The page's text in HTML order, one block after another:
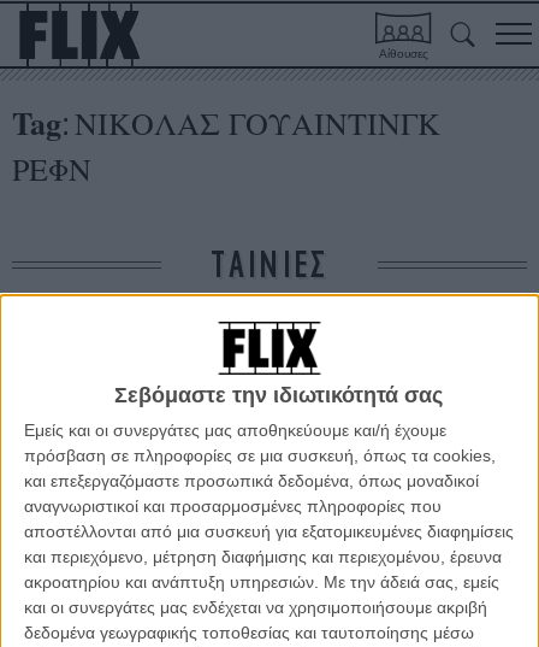
Σεβόμαστε την ιδιωτικότητά σας
Εμείς και οι συνεργάτες μας αποθηκεύουμε και/ή έχουμε
πρόσβαση σε πληροφορίες σε μια συσκευή, όπως τα cookies,
και επεξεργαζόμαστε προσωπικά δεδομένα, όπως μοναδικοί
αναγνωριστικοί και προσαρμοσμένες πληροφορίες που
αποστέλλονται από μια συσκευή για εξατομικευμένες διαφημίσεις
και περιεχόμενο, μέτρηση διαφήμισης και περιεχομένου, έρευνα
ακροατηρίου και ανάπτυξη υπηρεσιών. Με την άδειά σας, εμείς
και οι συνεργάτες μας ενδέχεται να χρησιμοποιήσουμε ακριβή
δεδομένα γεωγραφικής τοποθεσίας και ταυτοποίησης μέσω
Αίθουσες
Tag: ΝΙΚΟΛΑΣ ΓΟΥΑΙΝΤΙΝΓΚ
ΡΕΦΝ
ΤΑΙΝΙΕΣ
Δε βρέθηκαν σχετικές κριτικές ταινιών.
ΑΡΘΡΑ
Μπλέικ Λάιβλι και Τζέσικα Τσαστέιν: οι μούσες του
Νίκολας Βίντινγκ Ρεφν!
Μανώλης Κρανάκης